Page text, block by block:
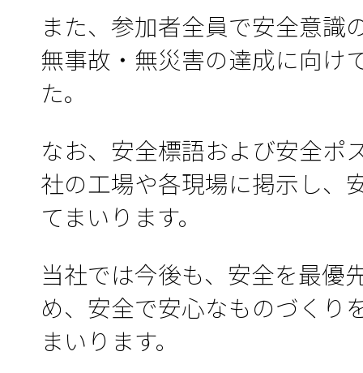
また、参加者全員で安全意識
無事故・無災害の達成に向け
た。
なお、安全標語および安全ポ
社の工場や各現場に掲示し、
てまいります。
当社では今後も、安全を最優
め、安全で安心なものづくり
まいります。